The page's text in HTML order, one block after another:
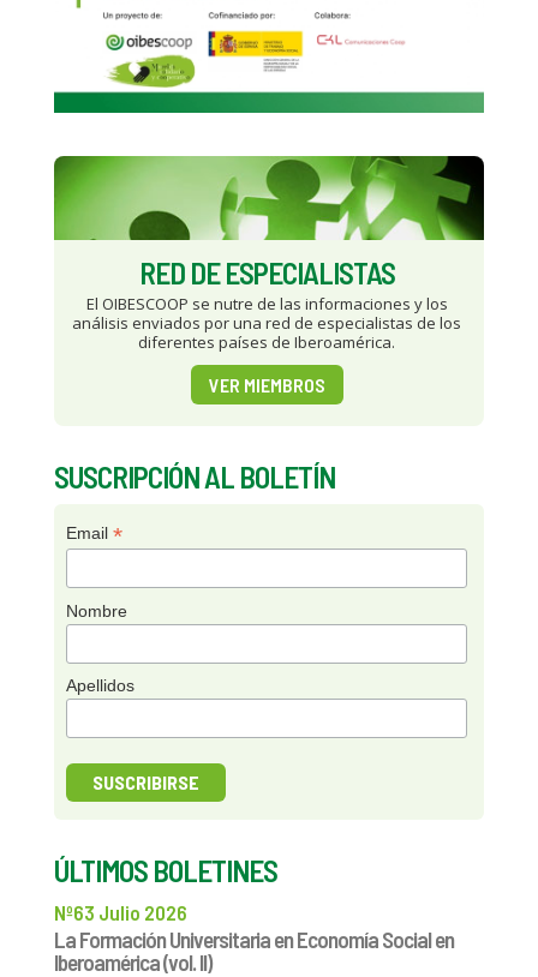
RED DE ESPECIALISTAS
El OIBESCOOP se nutre de las informaciones y los
análisis enviados por una red de especialistas de los
diferentes países de Iberoamérica.
VER MIEMBROS
SUSCRIPCIÓN AL BOLETÍN
Email *
Nombre
Apellidos
ÚLTIMOS BOLETINES
Nº63 Julio 2026
La Formación Universitaria en Economía Social en
Iberoamérica (vol. II)